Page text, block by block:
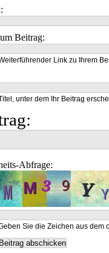
Beitrag:
Link zu Ihrem
unter dem Ihr Beitrag
Abfrage:
Sie die Zeichen aus dem